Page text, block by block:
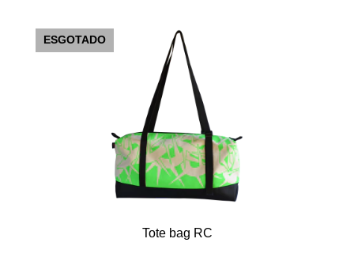
ESGOTADO
Tote bag RC